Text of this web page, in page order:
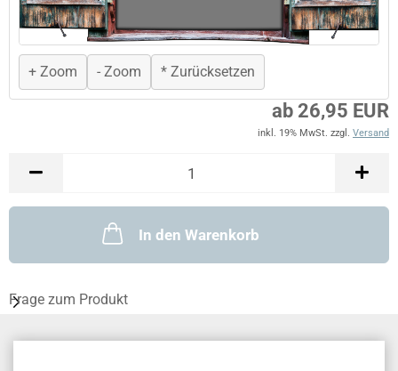
+ Zoom - Zoom * Zurücksetzen
ab 26,95 EUR
inkl. 19% MwSt. zzgl. Versand
In den Warenkorb
Frage zum Produkt